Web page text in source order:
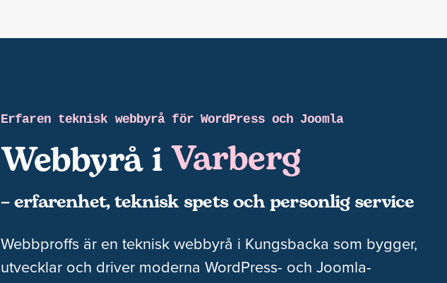
Erfaren teknisk webbyrå för WordPress och Joomla
Webbyrå i
Göteborg
Varberg
Kungsbacka
Göteborg
– erfarenhet, teknisk spets och personlig service
Webbproffs är en teknisk webbyrå i Kungsbacka som bygger,
utvecklar och driver moderna WordPress- och Joomla-